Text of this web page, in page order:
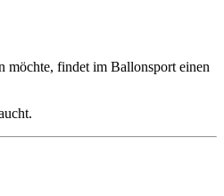
möchte, findet im Ballonsport einen